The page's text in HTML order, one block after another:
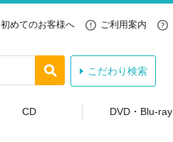
初めてのお客様へ ご利用案内
こだわり検索
CD DVD・Blu-ray